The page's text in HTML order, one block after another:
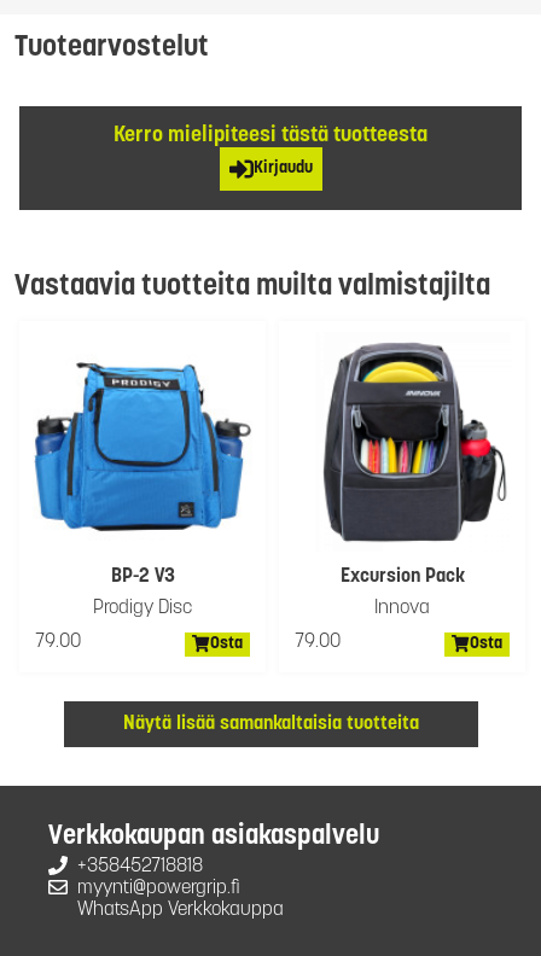
Tuotearvostelut
Kerro mielipiteesi tästä tuotteesta
Kirjaudu
Vastaavia tuotteita muilta valmistajilta
BP-2 V3
Prodigy Disc
79.00
Osta
Excursion Pack
Innova
79.00
Osta
Näytä lisää samankaltaisia tuotteita
Verkkokaupan asiakaspalvelu
+358452718818
myynti@powergrip.fi
WhatsApp Verkkokauppa